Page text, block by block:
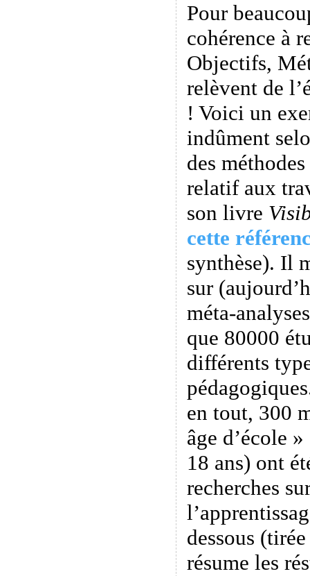
Pour
cohérence à
Objectifs,
relèvent de
! Voici un
indûment
des
relatif aux
son livre
cette
synthèse). Il
sur
méta-
que 80000
différents
en tout, 300
âge d’école
18 ans) ont
recherches
dessous
résume les